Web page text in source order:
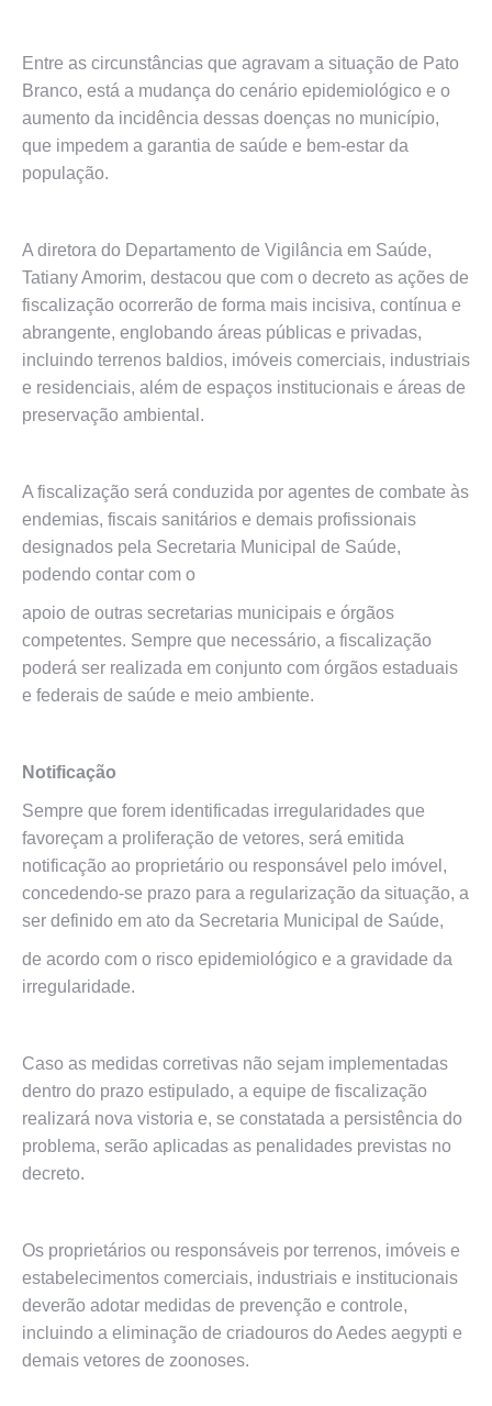
Entre as circunstâncias que agravam a situação de Pato
Branco, está a mudança do cenário epidemiológico e o
aumento da incidência dessas doenças no município,
que impedem a garantia de saúde e bem-estar da
população.
A diretora do Departamento de Vigilância em Saúde,
Tatiany Amorim, destacou que com o decreto as ações de
fiscalização ocorrerão de forma mais incisiva, contínua e
abrangente, englobando áreas públicas e privadas,
incluindo terrenos baldios, imóveis comerciais, industriais
e residenciais, além de espaços institucionais e áreas de
preservação ambiental.
A fiscalização será conduzida por agentes de combate às
endemias, fiscais sanitários e demais profissionais
designados pela Secretaria Municipal de Saúde,
podendo contar com o
apoio de outras secretarias municipais e órgãos
competentes. Sempre que necessário, a fiscalização
poderá ser realizada em conjunto com órgãos estaduais
e federais de saúde e meio ambiente.
Notificação
Sempre que forem identificadas irregularidades que
favoreçam a proliferação de vetores, será emitida
notificação ao proprietário ou responsável pelo imóvel,
concedendo-se prazo para a regularização da situação, a
ser definido em ato da Secretaria Municipal de Saúde,
de acordo com o risco epidemiológico e a gravidade da
irregularidade.
Caso as medidas corretivas não sejam implementadas
dentro do prazo estipulado, a equipe de fiscalização
realizará nova vistoria e, se constatada a persistência do
problema, serão aplicadas as penalidades previstas no
decreto.
Os proprietários ou responsáveis por terrenos, imóveis e
estabelecimentos comerciais, industriais e institucionais
deverão adotar medidas de prevenção e controle,
incluindo a eliminação de criadouros do Aedes aegypti e
demais vetores de zoonoses.